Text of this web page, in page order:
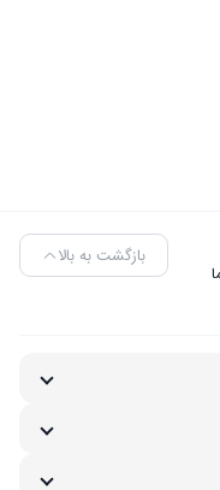
بازگشت به بالا